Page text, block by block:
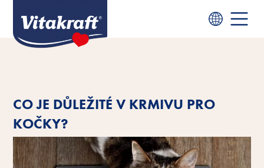
CO JE DŮLEŽITÉ V KRMIVU PRO
KOČKY?